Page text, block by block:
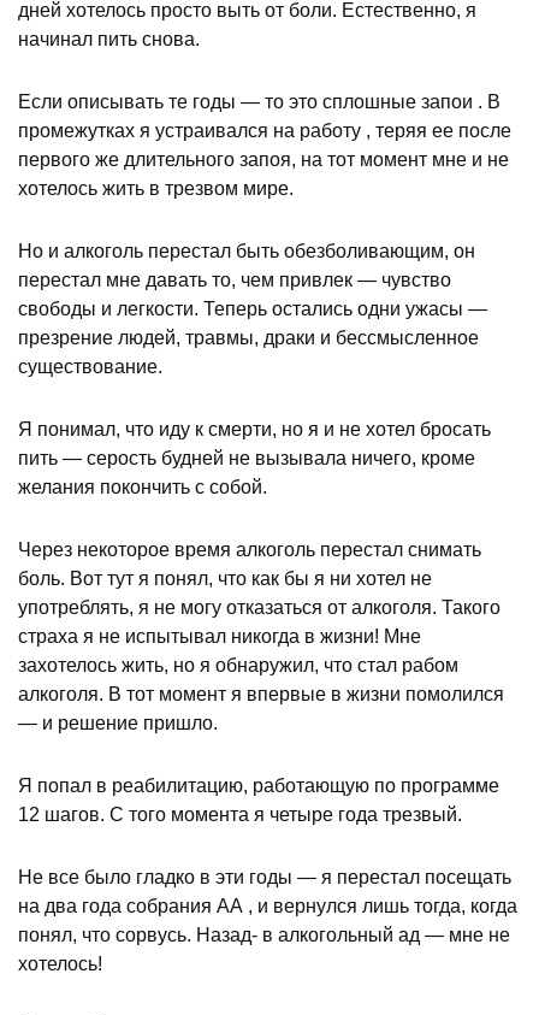
дней хотелось просто выть от боли. Естественно, я
начинал пить снова.
Если описывать те годы — то это сплошные запои . В
промежутках я устраивался на работу , теряя ее после
первого же длительного запоя, на тот момент мне и не
хотелось жить в трезвом мире.
Но и алкоголь перестал быть обезболивающим, он
перестал мне давать то, чем привлек — чувство
свободы и легкости. Теперь остались одни ужасы —
презрение людей, травмы, драки и бессмысленное
существование.
Я понимал, что иду к смерти, но я и не хотел бросать
пить — серость будней не вызывала ничего, кроме
желания покончить с собой.
Через некоторое время алкоголь перестал снимать
боль. Вот тут я понял, что как бы я ни хотел не
употреблять, я не могу отказаться от алкоголя. Такого
страха я не испытывал никогда в жизни! Мне
захотелось жить, но я обнаружил, что стал рабом
алкоголя. В тот момент я впервые в жизни помолился
— и решение пришло.
Я попал в реабилитацию, работающую по программе
12 шагов. С того момента я четыре года трезвый.
Не все было гладко в эти годы — я перестал посещать
на два года собрания АА , и вернулся лишь тогда, когда
понял, что сорвусь. Назад- в алкогольный ад — мне не
хотелось!